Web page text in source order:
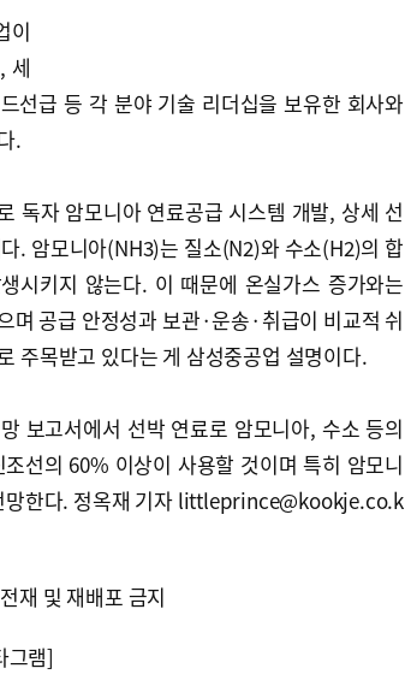
이
세
선급 등 각 분야 기술 리더십을 보유한 회사와
.
독자 암모니아 연료공급 시스템 개발, 상세 선
. 암모니아(NH3)는 질소(N2)와 수소(H2)의 합
시키지 않는다. 이 때문에 온실가스 증가와는
며 공급 안정성과 보관·운송·취급이 비교적 쉬
주목받고 있다는 게 삼성중공업 설명이다.
보고서에서 선박 연료로 암모니아, 수소 등의
선의 60% 이상이 사용할 것이며 특히 암모니
망한다. 정옥재 기자 littleprince@kookje.co.k
및 재배포 금지
그램]